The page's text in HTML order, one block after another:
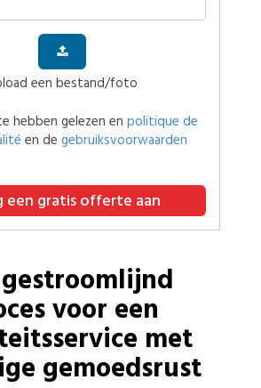
een bestand/foto
hebben gelezen en politique de
en de gebruiksvoorwaarden
een gratis offerte aan
gestroomlijnd
voor een
met
gemoedsrust